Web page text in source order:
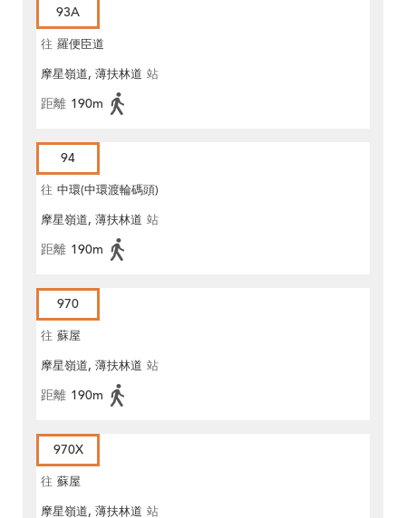
93A
往 羅便臣道
摩星嶺道, 薄扶林道 站
距離 190m
94
往 中環(中環渡輪碼頭)
摩星嶺道, 薄扶林道 站
距離 190m
970
往 蘇屋
摩星嶺道, 薄扶林道 站
距離 190m
970X
往 蘇屋
摩星嶺道, 薄扶林道 站